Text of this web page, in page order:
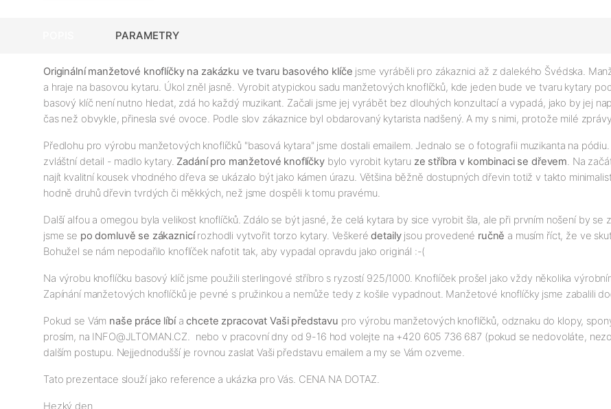
PARAMETRY
Originální manžetové knoflíčky na zakázku ve tvaru basového klíče jsme vyráběli pro zákaznici až z dalekého Švédska.
a hraje na basovou kytaru. Úkol zněl jasně. Vyrobit atypickou sadu manžetových knoflíčků, kde jeden bude ve tvaru kytary
basový klíč není nutno hledat, zdá ho každý muzikant. Začali jsme jej vyrábět bez dlouhých konzultací a vypadá, jako by jej
čas než obvykle, přinesla své ovoce. Podle slov zákaznice byl obdarovaný kytarista nadšený. A my s nimi, protože milé
Předlohu pro výrobu manžetových knoflíčků "basová kytara" jsme dostali emailem. Jednalo se o fotografii muzikanta na
zvláštní detail - madlo kytary. Zadání pro manžetové knoflíčkybylo vyrobit kytaru ze stříbra v kombinaci se dřevem. Na
najít kvalitní kousek vhodného dřeva se ukázalo být jako kámen úrazu. Většina běžně dostupných dřevin totiž v takto
hodně druhů dřevin tvrdých či měkkých, než jsme dospěli k tomu pravému.
Další alfou a omegou byla velikost knoflíčků. Zdálo se být jasné, že celá kytara by sice vyrobit šla, ale při prvním nošení by
jsme se po domluvě se zákaznicírozhodli vytvořit torzo kytary. Veškerédetailyjsou provedené ručně a musím říct, že ve
Bohužel se nám nepodařilo knoflíček nafotit tak, aby vypadal opravdu jako originál :-(
Na výrobu knoflíčku basový klíč jsme použili sterlingové stříbro s ryzostí 925/1000. Knoflíček prošel jako vždy několika
Zapínání manžetových knoflíčků je pevné s pružinkou a nemůže tedy z košile vypadnout. Manžetové knoflíčky jsme zabalili do
Pokud se Vám naše práce líbíachcete zpracovat Vaši představu pro výrobu manžetových knoflíčků, odznaku do klopy,
prosím, na INFO@JLTOMAN.CZ. nebo v pracovní dny od 9-16 hod volejte na +420 605 736 687 (pokud se nedovoláte,
dalším postupu. Nejjednodušší je rovnou zaslat Vaši představu emailem a my se Vám ozveme.
Tato prezentace slouží jako reference a ukázka pro Vás. CENA NA DOTAZ.
Hezký den